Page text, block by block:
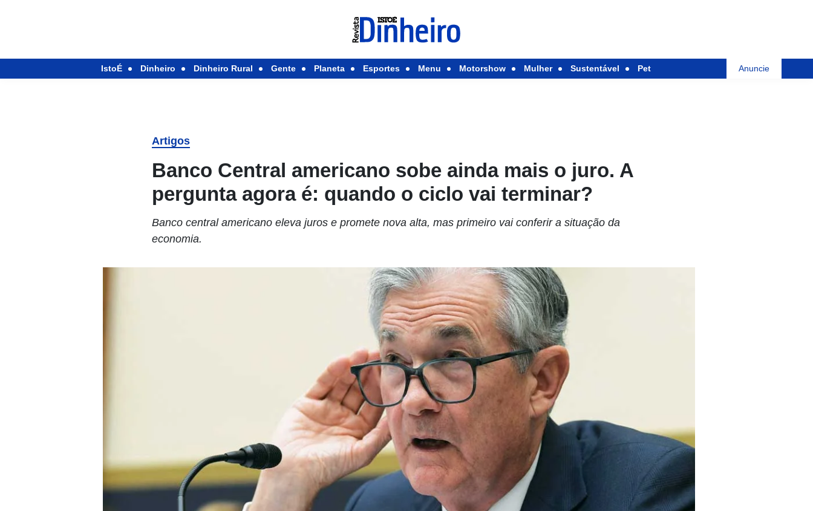
IstoÉ Dinheiro Dinheiro Rural Gente Planeta Esportes Menu Motorshow Mulher Sustentável Pet Anuncie
Artigos
Banco Central americano sobe ainda mais o juro. A
pergunta agora é: quando o ciclo vai terminar?
Banco central americano eleva juros e promete nova alta, mas primeiro vai conferir a situação da
economia.